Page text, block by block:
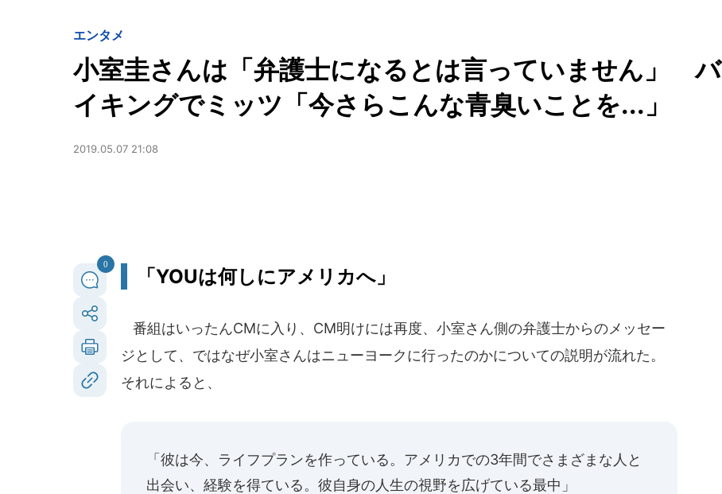
エンタメ
小室圭さんは「弁護士になるとは言っていません」 バ
イキングでミッツ「今さらこんな青臭いことを...」
2019.05.07 21:08
0
「YOUは何しにアメリカへ」
番組はいったんCMに入り、CM明けには再度、小室さん側の弁護士からのメッセー
ジとして、ではなぜ小室さんはニューヨークに行ったのかについての説明が流れた。
それによると、
「彼は今、ライフプランを作っている。アメリカでの3年間でさまざまな人と
出会い、経験を得ている。彼自身の人生の視野を広げている最中」